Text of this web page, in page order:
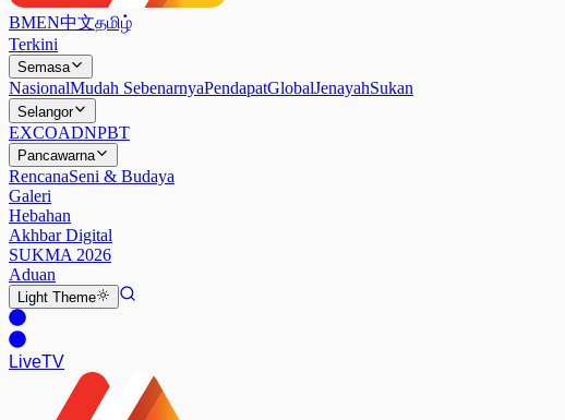
BMEN中文தமிழ்
Terkini
Semasa
NasionalMudah SebenarnyaPendapatGlobalJenayahSukan
Selangor
EXCOADNPBT
Pancawarna
RencanaSeni & Budaya
Galeri
Hebahan
Akhbar Digital
SUKMA 2026
Aduan
Light Theme
LiveTV